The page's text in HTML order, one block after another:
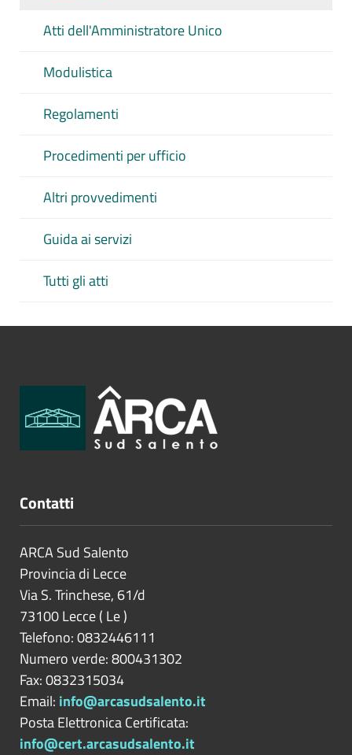
Atti dell'Amministratore Unico
Modulistica
Regolamenti
Procedimenti per ufficio
Altri provvedimenti
Guida ai servizi
Tutti gli atti
Contatti
ARCA Sud Salento
Provincia di Lecce
Via S. Trinchese, 61/d
73100Lecce( Le)
Telefono: 0832446111
Numero verde: 800431302
Fax: 0832315034
Email: info@arcasudsalento.it
Posta Elettronica Certificata:
info@cert.arcasudsalento.it